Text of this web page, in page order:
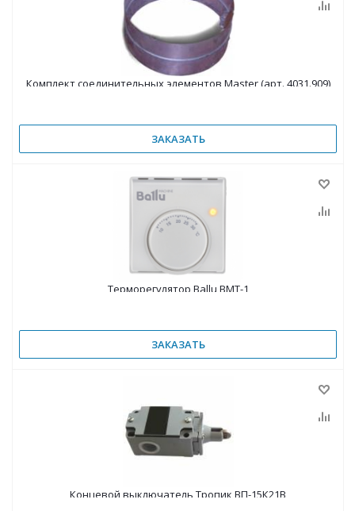
Комплект соединительных элементов Master (арт. 4031.909)
ЗАКАЗАТЬ
Терморегулятор Ballu BMT-1
ЗАКАЗАТЬ
Концевой выключатель Тропик ВП-15К21В